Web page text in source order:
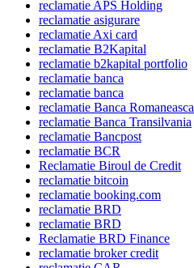
reclamatie APS Holding
reclamatie asigurare
reclamatie Axi card
reclamatie B2Kapital
reclamatie b2kapital portfolio
reclamatie banca
reclamatie banca
reclamatie Banca Romaneasca
reclamatie Banca Transilvania
reclamatie Bancpost
reclamatie BCR
Reclamatie Biroul de Credit
reclamatie bitcoin
reclamatie booking.com
reclamatie BRD
reclamatie BRD
Reclamatie BRD Finance
reclamatie broker credit